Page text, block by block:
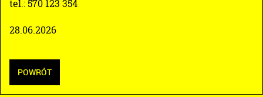
tel.: 570 123 354
28.06.2026
POWRÓT